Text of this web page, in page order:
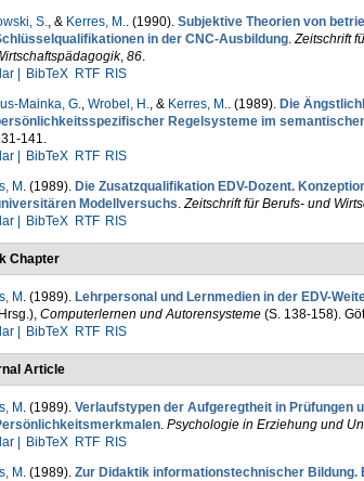
S., & Kerres, M.. (1990). Subjektive Theorien von
in der CNC-Ausbildung.Zeitschrift
, 86.
|
BibTeX RTF RIS
Mainka, G., Wrobel, H., & Kerres, M.. (1989). Die
Regelsysteme im
141.
|
BibTeX RTF RIS
M . (1989). Die Zusatzqualifikation EDV-Dozent.
Modellversuchs.Zeitschrift für Berufs- und
|
BibTeX RTF RIS
Chapter
M . (1989). Lehrpersonal und Lernmedien in der EDV-
, Computerlernen und Autorensysteme(S. 138-158).
|
BibTeX RTF RIS
Article
M . (1989). Verlaufstypen der Aufgeregtheit in Prü­fungen
. Psychologie in Erziehung und
|
BibTeX RTF RIS
M . (1989). Zur Didaktik informationstechnischer Bildung.